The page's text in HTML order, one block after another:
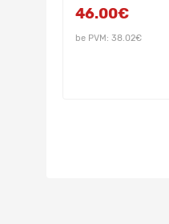
46.00€
be PVM: 38.02€